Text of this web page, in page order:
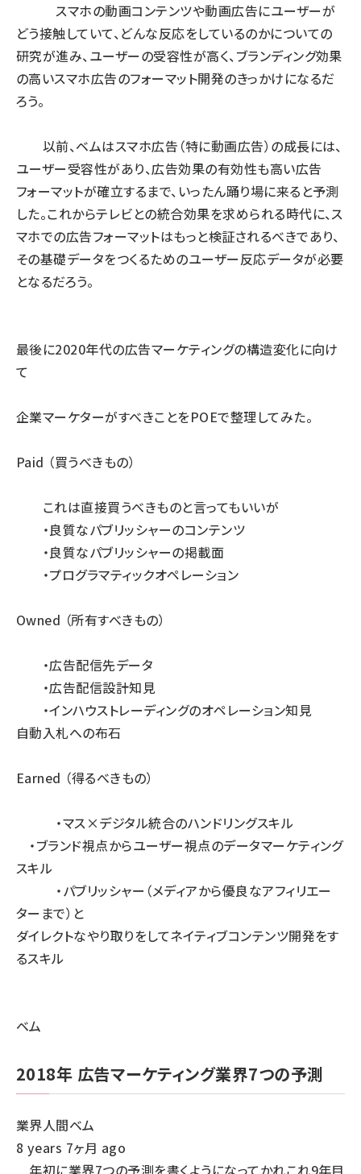
スマホの動画コンテンツや動画広告にユーザーが
どう接触していて、どんな反応をしているのかについての
研究が進み、ユーザーの受容性が高く、ブランディング効果
の高いスマホ広告のフォーマット開発のきっかけになるだ
ろう。
以前、ベムはスマホ広告（特に動画広告）の成長には、
ユーザー受容性があり、広告効果の有効性も高い広告
フォーマットが確立するまで、いったん踊り場に来ると予測
した。これからテレビとの統合効果を求められる時代に、ス
マホでの広告フォーマットはもっと検証されるべきであり、
その基礎データをつくるためのユーザー反応データが必要
となるだろう。
最後に2020年代の広告マーケティングの構造変化に向け
て
企業マーケターがすべきことをPOEで整理してみた。
Paid （買うべきもの）
これは直接買うべきものと言ってもいいが
・良質なパブリッシャーのコンテンツ
・良質なパブリッシャーの掲載面
・プログラマティックオペレーション
Owned （所有すべきもの）
・広告配信先データ
・広告配信設計知見
・インハウストレーディングのオペレーション知見
自動入札への布石
Earned （得るべきもの）
・マス×デジタル統合のハンドリングスキル
・ブランド視点からユーザー視点のデータマーケティング
スキル
・パブリッシャー（メディアから優良なアフィリエー
ターまで）と
ダイレクトなやり取りをしてネイティブコンテンツ開発をす
るスキル
ベム
2018年 広告マーケティング業界7つの予測
業界人間ベム
8 years 7ヶ月 ago
年初に業界7つの予測を書くようになってかれこれ9年目